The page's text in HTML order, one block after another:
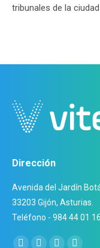
tribunales de la
Dirección
Avenida del Jardín
33203 Gijón, Asturias.
Teléfono - 984 44 01 16
Encuéntranos en: